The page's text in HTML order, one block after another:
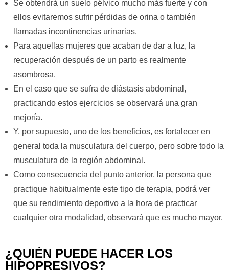
Se obtendrá un suelo pélvico mucho más fuerte y con
ellos evitaremos sufrir pérdidas de orina o también
llamadas incontinencias urinarias.
Para aquellas mujeres que acaban de dar a luz, la
recuperación después de un parto es realmente
asombrosa.
En el caso que se sufra de diástasis abdominal,
practicando estos ejercicios se observará una gran
mejoría.
Y, por supuesto, uno de los beneficios, es fortalecer en
general toda la musculatura del cuerpo, pero sobre todo la
musculatura de la región abdominal.
Como consecuencia del punto anterior, la persona que
practique habitualmente este tipo de terapia, podrá ver
que su rendimiento deportivo a la hora de practicar
cualquier otra modalidad, observará que es mucho mayor.
¿QUIÉN PUEDE HACER LOS
HIPOPRESIVOS?